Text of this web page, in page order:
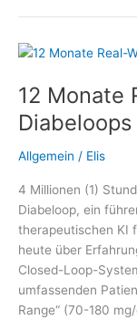
Vitadio
sofort
als
Digitale
12 Monate
Diabeloops
Allgemein / Elis
4 Millionen (1)
Diabeloop, ein
therapeutischen KI
heute über
Closed-Loop-
umfassenden
Range“ (70-180